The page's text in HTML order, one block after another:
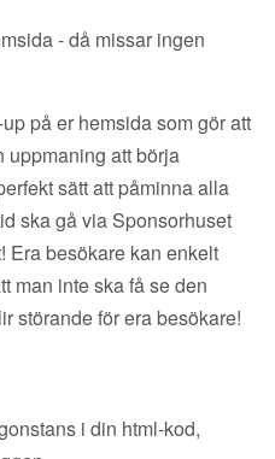
- då missar ingen
på er hemsida som gör att
uppmaning att börja
sätt att påminna alla
ska gå via Sponsorhuset
Era besökare kan enkelt
man inte ska få se den
störande för era besökare!
i din html-kod,